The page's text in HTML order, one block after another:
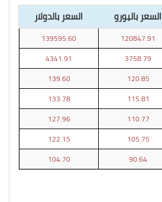
السعر باليورو السعر بالدولار
120847.91
139595.60
3758.79
4341.91
120.85
139.60
115.81
133.78
110.77
127.96
105.75
122.15
90.64
104.70